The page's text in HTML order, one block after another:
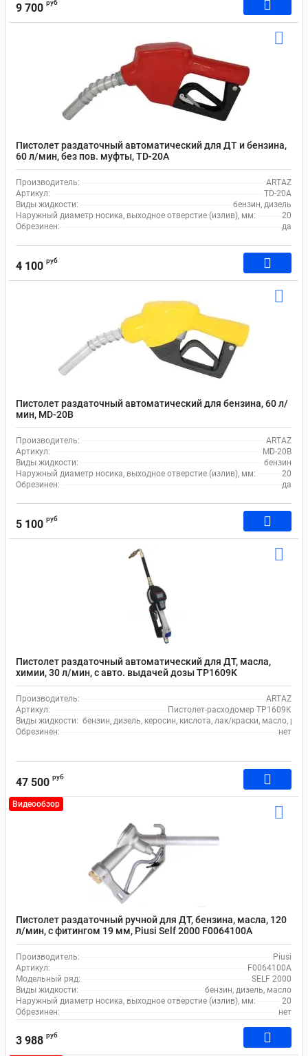
9 700 руб
Пистолет раздаточный автоматический для ДТ и бензина,
60 л/мин, без пов. муфты, TD-20А
Производитель:
ARTAZ
Артикул:
TD-20A
Виды жидкости:
бензин, дизель
Наружный диаметр носика, выходное отверстие (излив), мм:
20
Обрезинен:
да
4 100 руб
Пистолет раздаточный автоматический для бензина, 60 л/
мин, MD-20B
Производитель:
ARTAZ
Артикул:
MD-20B
Виды жидкости:
бензин
Наружный диаметр носика, выходное отверстие (излив), мм:
20
Обрезинен:
да
5 100 руб
Пистолет раздаточный автоматический для ДТ, масла,
химии, 30 л/мин, с авто. выдачей дозы TP1609K
Производитель:
ARTAZ
Артикул:
Пистолет-расходомер TP1609K
Виды жидкости: бензин, дизель, керосин, кислота, лак/краски, масло,
Обрезинен:
нет
47 500 руб
Видеообзор
Пистолет раздаточный ручной для ДТ, бензина, масла, 120
л/мин, с фитингом 19 мм, Piusi Self 2000 F0064100A
Производитель:
Piusi
Артикул:
F0064100A
Модельный ряд:
SELF 2000
Виды жидкости:
бензин, дизель, масло
Наружный диаметр носика, выходное отверстие (излив), мм:
20
Обрезинен:
нет
3 988 руб